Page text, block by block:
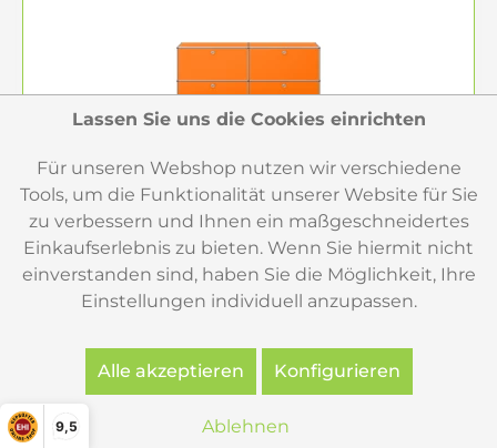
9,5
USM Haller Sideboard orange 2x2 4
Klapptüren
2.354,00 €
Lassen Sie uns die Cookies einrichten
Für unseren Webshop nutzen wir verschiedene
Tools, um die Funktionalität unserer Website für Sie
zu verbessern und Ihnen ein maßgeschneidertes
Einkaufserlebnis zu bieten. Wenn Sie hiermit nicht
einverstanden sind, haben Sie die Möglichkeit, Ihre
Einstellungen individuell anzupassen.
Alle akzeptieren Konfigurieren
Ablehnen